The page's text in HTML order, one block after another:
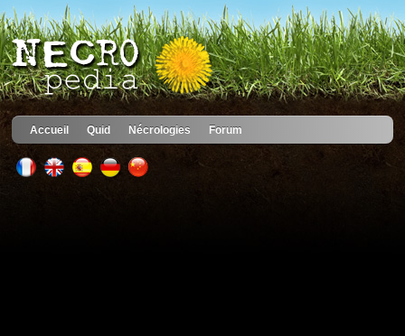
Accueil Quid Nécrologies Forum